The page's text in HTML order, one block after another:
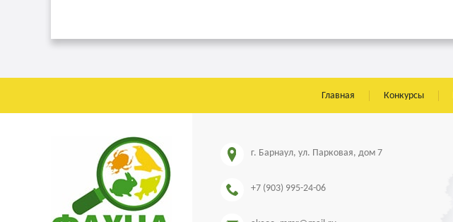
Главная Конкурсы
г. Барнаул, ул. Парковая, дом 7
+7 (903) 995-24-06